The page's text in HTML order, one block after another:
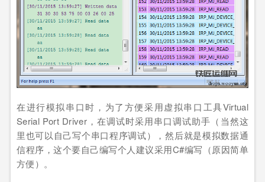
在进行模拟串口时，为了方便采用虚拟串口工具Virtual
Serial Port Driver，在调试时采用串口调试助手（当然这
里也可以自己写个串口程序调试），然后就是模拟数据通
信程序，这个要自己编写个人建议采用C#编写（原因简单
方便）。